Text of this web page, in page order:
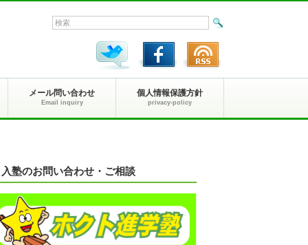
メール問い合わせ
Email inquiry
個人情報保護方針
privacy-policy
入塾のお問い合わせ・ご相談